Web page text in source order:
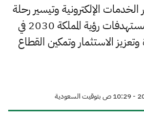
الإلكترونية وتيسير رحلة
المستفيد، بما يدعم مستهدفات رؤية المملكة 2030 في
الاستثمار وتمكين القطاع